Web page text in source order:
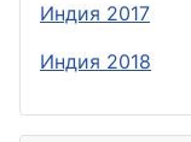
Индия 2017
Индия 2018